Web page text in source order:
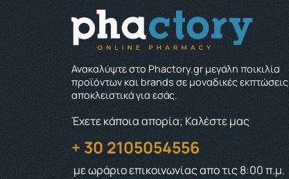
Ανακαλύψτε στο Phactory.gr μεγάλη ποικιλία
προϊόντων και brands σε μοναδικές εκπτώσεις
αποκλειστικά για εσάς.
Έχετε κάποια απορία; Καλέστε μας
+ 30 2105054556
με ωράριο επικοινωνίαςαπο τις 8:00 π.μ.